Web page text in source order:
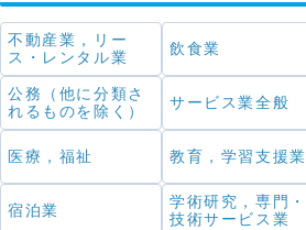
不動産業，リー
ス・レンタル業
飲食業
公務（他に分類さ
れるものを除く）
サービス業全般
医療，福祉 教育，学習支援業
宿泊業
学術研究，専門・
技術サービス業